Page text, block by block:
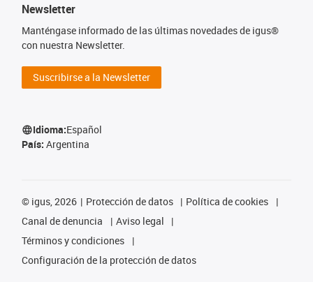
Newsletter
Manténgase informado de las últimas novedades de igus®
con nuestra Newsletter.
Suscribirse a la Newsletter
Idioma:Español
País: Argentina
© igus, 2026 Protección de datos
Política de cookies
Canal de denuncia
Aviso legal
Términos y condiciones
Configuración de la protección de datos